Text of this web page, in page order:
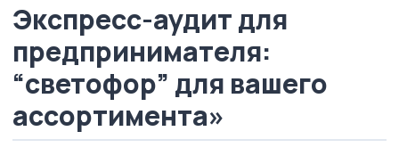
Экспресс-аудит для
предпринимателя:
“светофор” для вашего
ассортимента»